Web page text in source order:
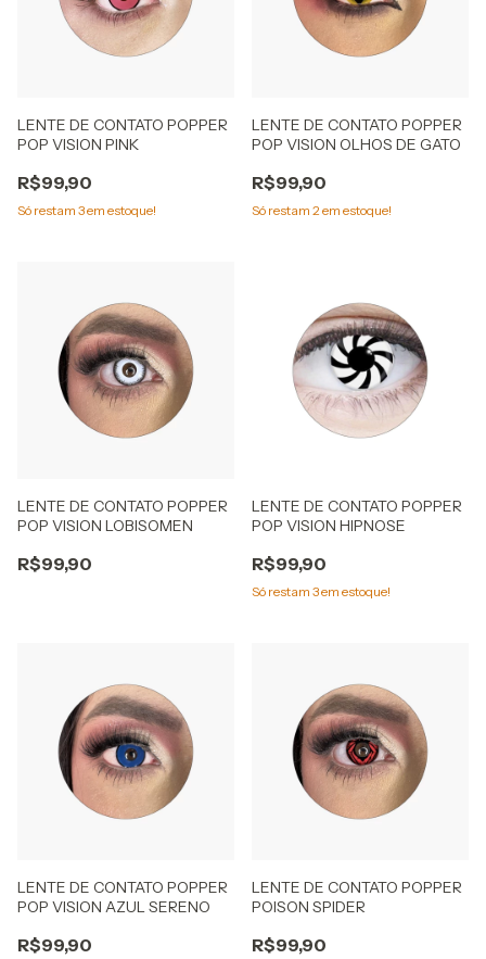
LENTE DE CONTATO POPPER
POP VISION PINK
R$99,90
Só restam 3em estoque!
LENTE DE CONTATO POPPER
POP VISION OLHOS DE GATO
R$99,90
Só restam 2em estoque!
LENTE DE CONTATO POPPER
POP VISION LOBISOMEN
R$99,90
LENTE DE CONTATO POPPER
POP VISION HIPNOSE
R$99,90
Só restam 3em estoque!
LENTE DE CONTATO POPPER
POP VISION AZUL SERENO
R$99,90
LENTE DE CONTATO POPPER
POISON SPIDER
R$99,90